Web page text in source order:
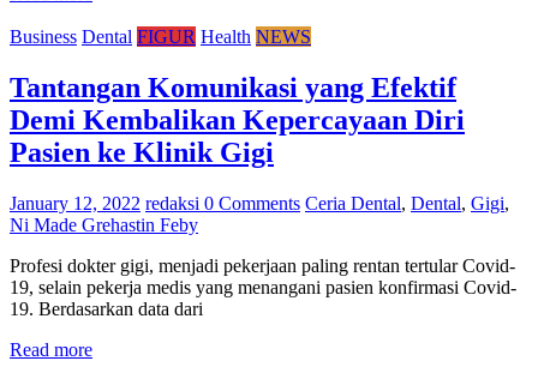
Business Dental FIGUR Health NEWS
Tantangan Komunikasi yang Efektif
Demi Kembalikan Kepercayaan Diri
Pasien ke Klinik Gigi
January 12, 2022 redaksi 0 Comments Ceria Dental, Dental, Gigi,
Ni Made Grehastin Feby
Profesi dokter gigi, menjadi pekerjaan paling rentan tertular Covid-
19, selain pekerja medis yang menangani pasien konfirmasi Covid-
19. Berdasarkan data dari
Read more